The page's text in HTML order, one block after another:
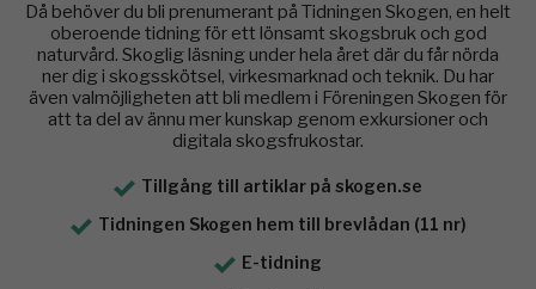
Då behöver du bli prenumerant på Tidningen Skogen, en helt
oberoende tidning för ett lönsamt skogsbruk och god
naturvård. Skoglig läsning under hela året där du får nörda
ner dig i skogsskötsel, virkesmarknad och teknik. Du har
även valmöjligheten att bli medlem i Föreningen Skogen för
att ta del av ännu mer kunskap genom exkursioner och
digitala skogsfrukostar.
Tillgång till artiklar på skogen.se
Tidningen Skogen hem till brevlådan (11 nr)
E-tidning